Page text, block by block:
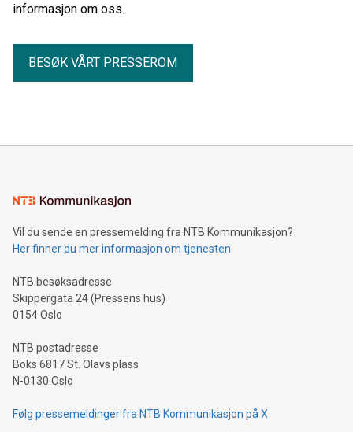
informasjon om oss.
BESØK VÅRT PRESSEROM
Vil du sende en pressemelding fra NTB Kommunikasjon?
Her finner du mer informasjon om tjenesten
NTB besøksadresse
Skippergata 24 (Pressens hus)
0154 Oslo
NTB postadresse
Boks 6817 St. Olavs plass
N-0130 Oslo
Følg pressemeldinger fra NTB Kommunikasjon på X